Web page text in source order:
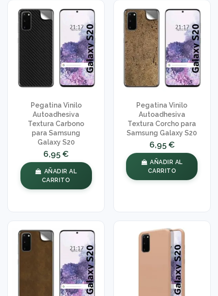
Pegatina Vinilo
Autoadhesiva
Textura Carbono
para Samsung
Galaxy S20
6,95 €
AÑADIR AL
CARRITO
Pegatina Vinilo
Autoadhesiva
Textura Corcho para
Samsung Galaxy S20
6,95 €
AÑADIR AL
CARRITO